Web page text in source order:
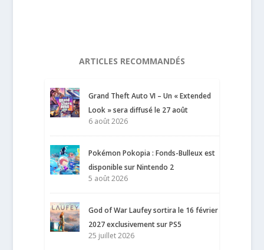
ARTICLES RECOMMANDÉS
Grand Theft Auto VI – Un « Extended
Look » sera diffusé le 27 août
6 août 2026
Pokémon Pokopia : Fonds-Bulleux est
disponible sur Nintendo 2
5 août 2026
God of War Laufey sortira le 16 février
2027 exclusivement sur PS5
25 juillet 2026